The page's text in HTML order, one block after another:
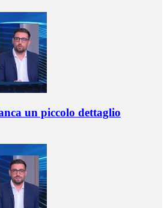
un piccolo dettaglio